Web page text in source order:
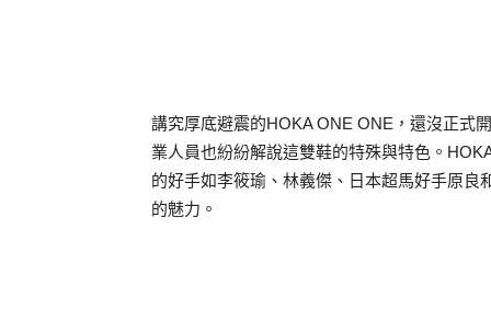
講究厚底避震的HOKA ONE ONE，還沒正式
業人員也紛紛解說這雙鞋的特殊與特色。
的好手如李筱瑜、林義傑、日本超馬好手原
的魅力。